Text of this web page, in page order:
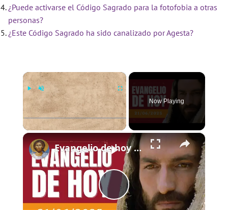
¿Puede activarse el Código Sagrado para la fotofobia a otras
personas?
¿Este Código Sagrado ha sido canalizado por Agesta?
×
Fullscreen
Now Playing
×
Play
Evangelio de hoy - Sábado 21 de junio de 2025 - Mateo 6:24-34 - Biblia Católica